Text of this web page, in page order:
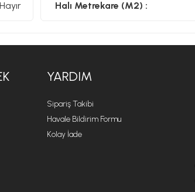
Hayır Halı Metrekare (M2) :
YARDIM
Sipariş Takibi
Havale Bildirim Formu
Kolay İade